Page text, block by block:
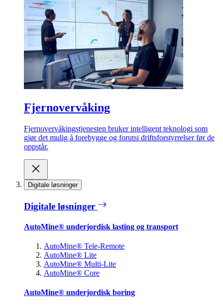
Fjernovervåking
Fjernovervåkingstjenesten bruker intelligent teknologi som
gjør det mulig å forebygge og forutsi driftsforstyrrelser før de
oppstår.
Digitale løsninger
Digitale løsninger
AutoMine® underjordisk lasting og transport
AutoMine® Tele-Remote
AutoMine® Lite
AutoMine® Multi-Lite
AutoMine® Core
AutoMine® underjordisk boring